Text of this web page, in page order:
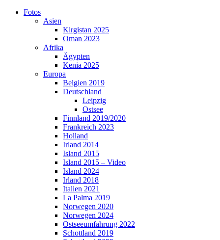
Skip
Fotos
Asien
Kirgistan 2025
Oman 2023
Afrika
Ägypten
Kenia 2025
Europa
Belgien 2019
Deutschland
Leipzig
Ostsee
Finnland 2019/2020
Frankreich 2023
Holland
Irland 2014
Island 2015
Island 2015 – Video
Island 2024
Irland 2018
Italien 2021
La Palma 2019
Norwegen 2020
Norwegen 2024
Ostseeumfahrung 2022
Schottland 2019